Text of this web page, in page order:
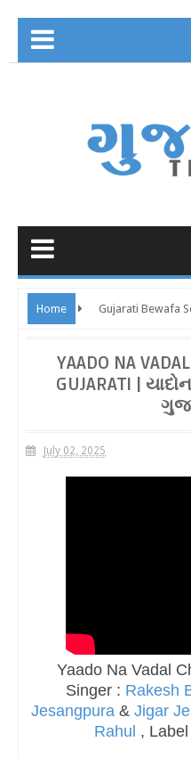
Home Gujarati Bewafa
Rahul - Ravi Rakesh Barot
YAADO NA
GUJARATI |
July 02, 2025
Yaado Na Vadal
Singer : Rakesh
Jesangpura & Jigar
Rahul , Label